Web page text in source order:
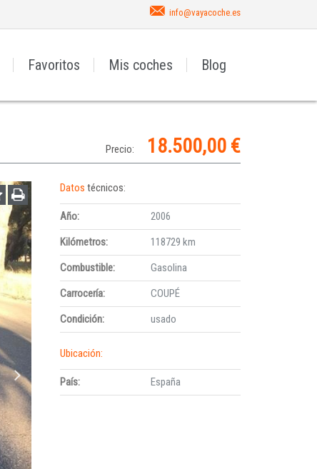
info@vayacoche.es
Favoritos Mis coches Blog
Precio: 18.500,00 €
Datostécnicos:
Año:
2006
Kilómetros:
118729 km
Combustible:
Gasolina
Carrocería:
COUPÉ
Condición:
usado
Ubicación:
País: España